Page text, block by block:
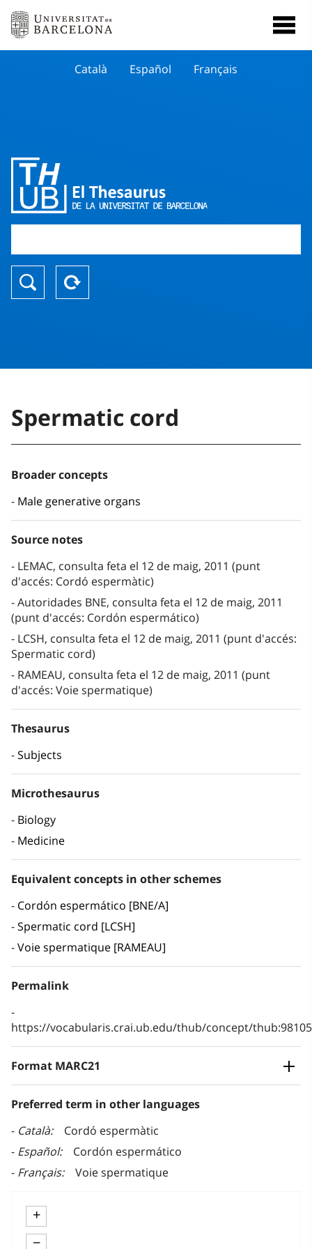
Català Español Français
Spermatic cord
Broader concepts
Male generative organs
Source notes
LEMAC, consulta feta el 12 de maig, 2011 (punt
d'accés: Cordó espermàtic)
Autoridades BNE, consulta feta el 12 de maig, 2011
(punt d'accés: Cordón espermático)
LCSH, consulta feta el 12 de maig, 2011 (punt d'accés:
Spermatic cord)
RAMEAU, consulta feta el 12 de maig, 2011 (punt
d'accés: Voie spermatique)
Thesaurus
Subjects
Microthesaurus
Biology
Medicine
Equivalent concepts in other schemes
Cordón espermático [BNE/A]
Spermatic cord [LCSH]
Voie spermatique [RAMEAU]
Permalink
https://vocabularis.crai.ub.edu/thub/concept/
Format MARC21
Preferred term in other languages
Català
Cordó espermàtic
Español
Cordón espermático
Français
Voie spermatique
+
−